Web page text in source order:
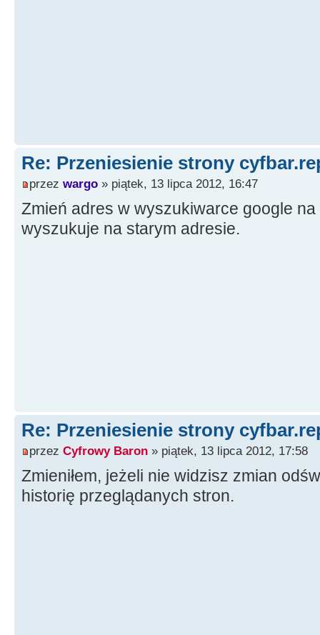
Re: Przeniesienie strony
przez wargo » piątek, 13 lipca 2012, 16:47
Zmień adres w wyszukiwarce google na
wyszukuje na starym adresie.
Re: Przeniesienie strony
przez Cyfrowy Baron » piątek, 13 lipca 2012, 17:58
Zmieniłem, jeżeli nie widzisz zmian
historię przeglądanych stron.